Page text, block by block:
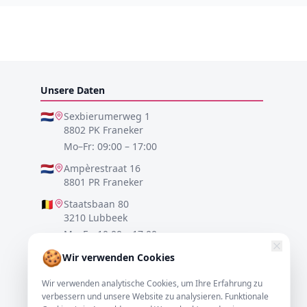
🍪Wir verwenden Cookies
Wir verwenden analytische Cookies, um Ihre Erfahrung zu
verbessern und unsere Website zu analysieren. Funktionale
Unsere Daten
🇳🇱
Sexbierumerweg 1
8802 PK Franeker
Mo–Fr: 09:00 – 17:00
🇳🇱
Ampèrestraat 16
8801 PR Franeker
🇧🇪
Staatsbaan 80
3210 Lubbeek
Mo–Fr: 10:00 – 17:00
🇩🇪
Lister Meile 48
Mo–Fr: 10:00 – 17:00